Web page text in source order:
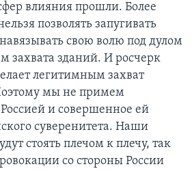
влияния прошли. Более
позволять запугивать
свою волю под дулом
захвата зданий. И росчерк
легитимным захват
мы не примем
и совершенное ей
суверенитета. Наши
стоять плечом к плечу, так
со стороны России